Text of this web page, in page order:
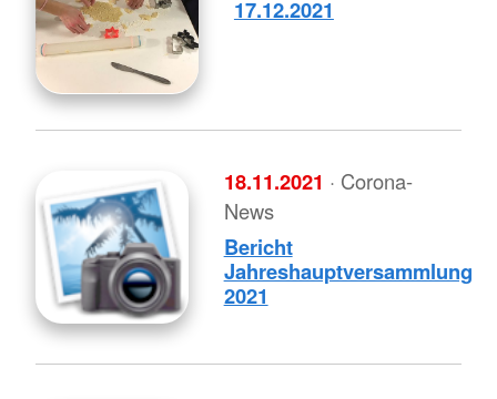
17.12.2021
18.11.2021 · Corona-
News
Bericht
Jahreshauptversammlung
2021